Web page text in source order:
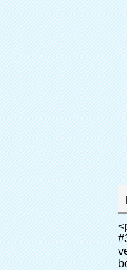
<p align="left" style="border: 0px; font-family: Arial, Helvetica; line-height: 18px; vertical-align: baseline;